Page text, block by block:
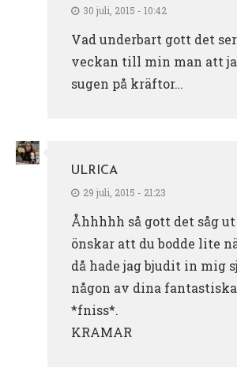
30 juli, 2015 - 10:42
Vad underbart gott det
veckan till min man att
sugen på kräftor…
ULRICA
29 juli, 2015 - 21:23
Åhhhhh så gott det såg ut
önskar att du bodde lite
då hade jag bjudit in mig
någon av dina
*fniss*.
KRAMAR